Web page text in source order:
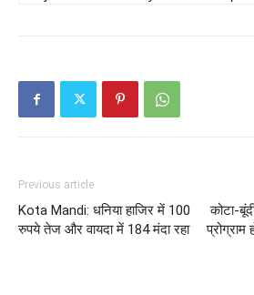
Previous article
Kota Mandi: धनिया हाजिर में 100
रुपये तेज और वायदा में 184 मंदा रहा
कोटा-
प्रोग्राम